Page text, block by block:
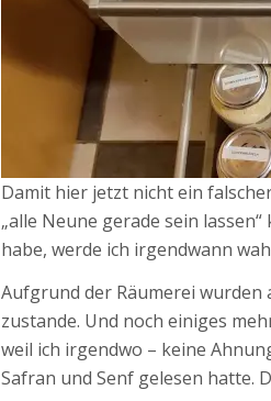
Damit hier jetzt nicht ein
„alle Neune gerade sein
habe, werde ich irgendwann
Aufgrund der Räumerei wurden
zustande. Und noch einiges
weil ich irgendwo – keine
Safran und Senf gelesen hatte.